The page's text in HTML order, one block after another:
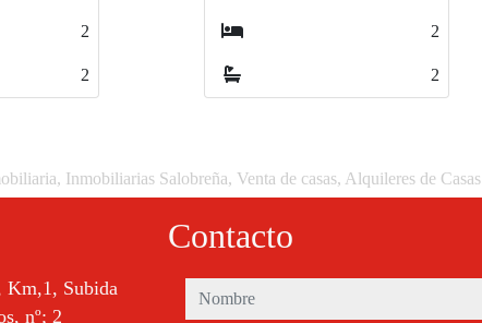
2
2
3
2
Inmobiliarias Salobreña, Venta de casas, Alquileres de Casas
Km,1, Subida
nº; 2
Contacto
nombre